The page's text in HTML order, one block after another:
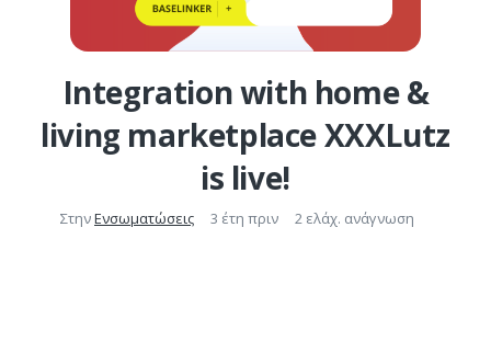
Integration with home &
living marketplace XXXLutz
is live!
ΣτηνΕνσωματώσεις 3 έτη πριν 2 ελάχ. ανάγνωση